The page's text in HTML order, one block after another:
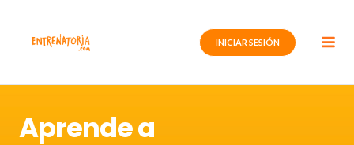
contenido
INICIAR SESIÓN
Aprende a